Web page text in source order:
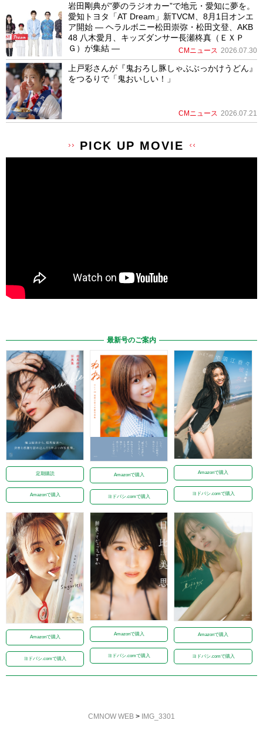
岩田剛典が”夢のラジオカー”で地元・愛知に夢を。
愛知トヨタ「AT Dream」新TVCM、8月1日オンエ
ア開始 ― ヘラルボニー松田崇弥・松田文登、AKB
48 八木愛月、キッズダンサー長瀬柊真（ＥＸＰ
Ｇ）が集結 ―
CMニュース 2026.07.30
上戸彩さんが『鬼おろし豚しゃぶぶっかけうどん』
をつるりで「鬼おいしい！」
CMニュース 2026.07.21
PICK UP MOVIE
最新号のご案内
定期購読
Amazonで購入
Amazonで購入
ヨドバシ.comで購入
Amazonで購入
ヨドバシ.comで購入
Amazonで購入
ヨドバシ.comで購入
Amazonで購入
ヨドバシ.comで購入
Amazonで購入
ヨドバシ.comで購入
CMNOW WEB > IMG_3301